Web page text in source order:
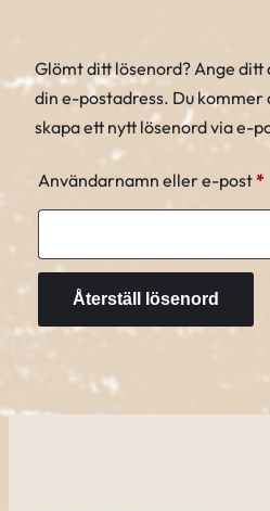
Glömt ditt lösenord? Ange
din e-postadress. Du kommer
skapa ett nytt lösenord via e-
Användarnamn eller e-post*
Återställ lösenord